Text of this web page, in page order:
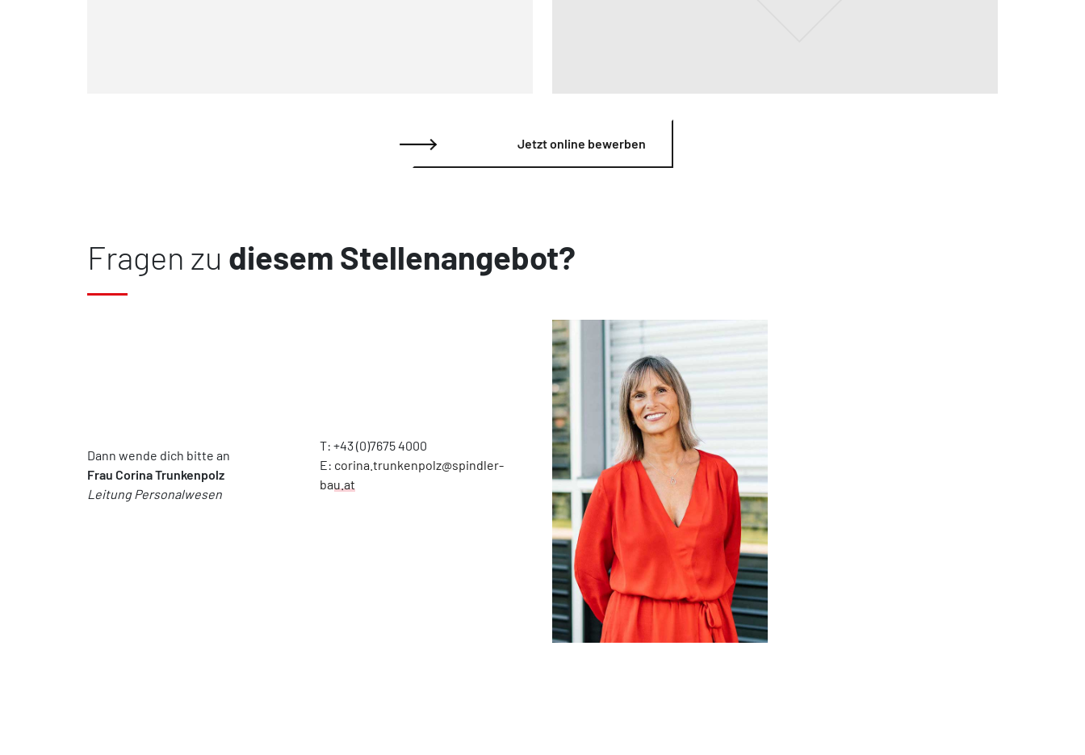
Jetzt online bewerben
Fragen zu diesem Stellenangebot?
Dann wende dich bitte an
Frau Corina Trunkenpolz
Leitung Personalwesen
T: +43 (0)7675 4000
E: corina.trunkenpolz@spindler-
bau.at